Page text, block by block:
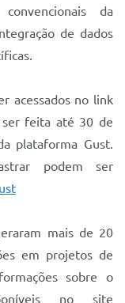
da
de dados
acessados no link
feita até 30 de
plataforma Gust.
podem ser
mais de 20
em projetos de
sobre o
no site